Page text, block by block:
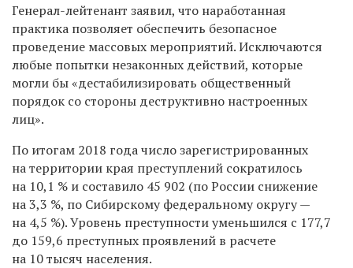
Генерал-лейтенант заявил, что наработанная
практика позволяет обеспечить безопасное
проведение массовых мероприятий. Исключаются
любые попытки незаконных действий, которые
могли бы «дестабилизировать общественный
порядок со стороны деструктивно настроенных
лиц».
По итогам 2018 года число зарегистрированных
на территории края преступлений сократилось
на 10,1 % и составило 45 902 (по России снижение
на 3,3 %, по Сибирскому федеральному округу —
на 4,5 %). Уровень преступности уменьшился с 177,7
до 159,6 преступных проявлений в расчете
на 10 тысяч населения.